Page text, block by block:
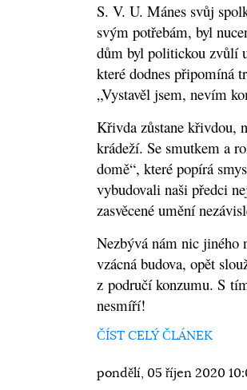
S. V. U. Mánes svůj
svým potřebám, byl
dům byl politickou zvůlí
které dodnes připomíná
„Vystavěl jsem, nevím
Křivda zůstane křivdou,
krádeží. Se smutkem a
domě“, které popírá
vybudovali naši předci
zasvěcené umění
Nezbývá nám nic jiného
vzácná budova, opět
z područí konzumu. S
nesmíří!
ČÍST CELÝ ČLÁNEK
pondělí, 05 říjen 2020